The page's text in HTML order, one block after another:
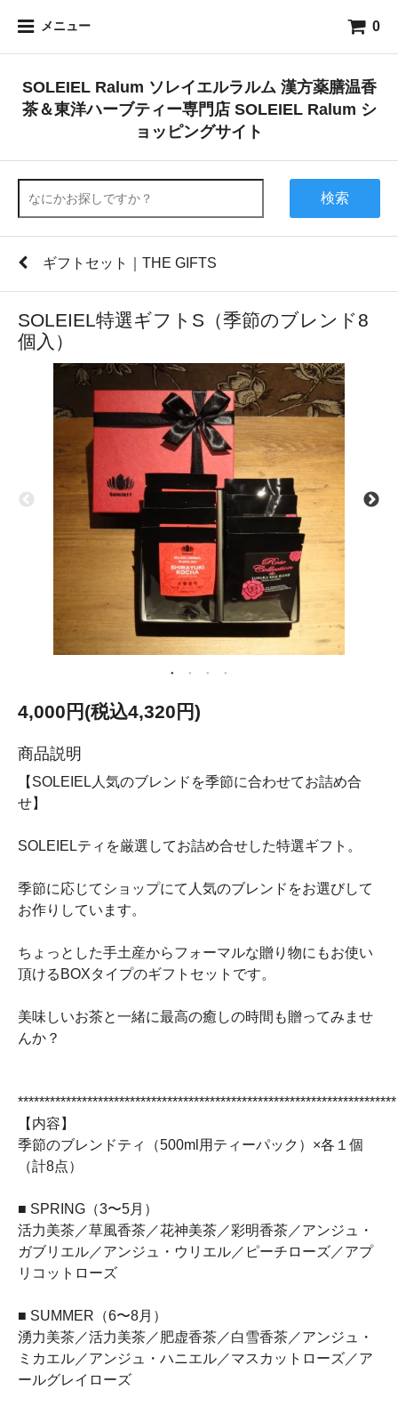
メニュー 0
SOLEIEL Ralum ソレイエルラルム 漢方薬膳温香
茶＆東洋ハーブティー専門店 SOLEIEL Ralum シ
ョッピングサイト
検索
ギフトセット｜THE GIFTS
SOLEIEL特選ギフトS（季節のブレンド8
個入）
4,000円(税込4,320円)
商品説明
【SOLEIEL人気のブレンドを季節に合わせてお詰め合
せ】
SOLEIELティを厳選してお詰め合せした特選ギフト。
季節に応じてショップにて人気のブレンドをお選びして
お作りしています。
ちょっとした手土産からフォーマルな贈り物にもお使い
頂けるBOXタイプのギフトセットです。
美味しいお茶と一緒に最高の癒しの時間も贈ってみませ
んか？
***********************************************************************
【内容】
季節のブレンドティ（500ml用ティーパック）×各１個
（計8点）
■ SPRING（3〜5月）
活力美茶／草風香茶／花神美茶／彩明香茶／アンジュ・
ガブリエル／アンジュ・ウリエル／ピーチローズ／アプ
リコットローズ
■ SUMMER（6〜8月）
湧力美茶／活力美茶／肥虚香茶／白雪香茶／アンジュ・
ミカエル／アンジュ・ハニエル／マスカットローズ／ア
ールグレイローズ